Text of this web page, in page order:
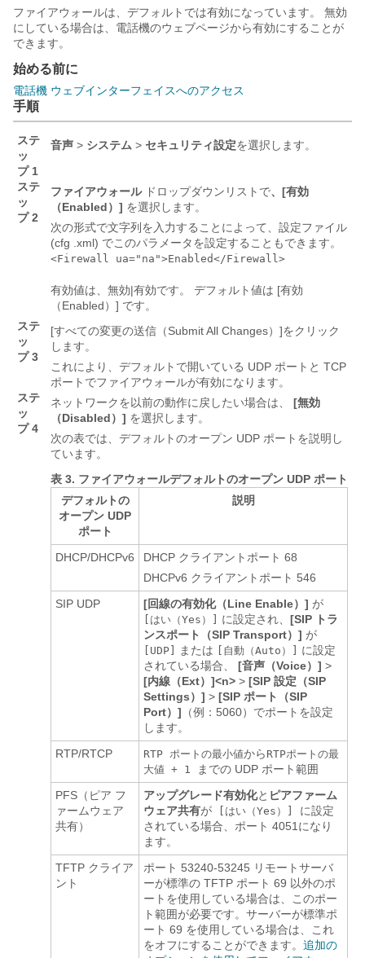
ファイアウォールは、デフォルトでは有効になっています。 無効
にしている場合は、電話機のウェブページから有効にすることが
できます。
始める前に
電話機 ウェブインターフェイスへのアクセス
手順
ステ
ッ
プ 1
音声 > システム > セキュリティ設定を選択します。
ステ
ッ
プ 2
ファイアウォールドロップダウンリストで、[有効
（Enabled）] を選択します。
次の形式で文字列を入力することによって、設定ファイル
(cfg .xml) でこのパラメータを設定することもできます。
<Firewall ua="na">Enabled</Firewall>
有効値は、無効|有効です。 デフォルト値は [有効
（Enabled）] です。
ステ
ッ
プ 3
[すべての変更の送信（Submit All Changes）]をクリック
します。
これにより、デフォルトで開いている UDP ポートと TCP
ポートでファイアウォールが有効になります。
ステ
ッ
プ 4
ネットワークを以前の動作に戻したい場合は、 [無効
（Disabled）] を選択します。
次の表では、デフォルトのオープン UDP ポートを説明し
ています。
表 3. ファイアウォールデフォルトのオープン UDP ポート
デフォルトの
オープン UDP
ポート
説明
DHCP/DHCPv6
DHCP クライアントポート 68
DHCPv6 クライアントポート 546
SIP UDP
[回線の有効化（Line Enable）] が
[はい（Yes）] に設定され、 [SIP トラ
ンスポート（SIP Transport）] が
[UDP] または [自動（Auto）]
に設定
されている場合、 [音声（Voice）] >
[内線（Ext）]<n> > [SIP 設定（SIP
Settings）] > [SIP ポート（SIP
Port）] （例：5060）でポートを設定
します。
RTP/RTCP
RTP ポートの最小値から RTPポートの最
大値 + 1
までの UDP ポート範囲
PFS（ピア フ
ァームウェア
共有）
アップグレード有効化と ピアファーム
ウェア共有が [はい（Yes）] に設定
されている場合、ポート 4051になり
ます。
TFTP クライア
ント
ポート 53240-53245 リモートサーバ
ーが標準の TFTP ポート 69 以外のポ
ートを使用している場合は、このポー
ト範囲が必要です。サーバーが標準ポ
ート 69 を使用している場合は、これ
をオフにすることができます。 追加の